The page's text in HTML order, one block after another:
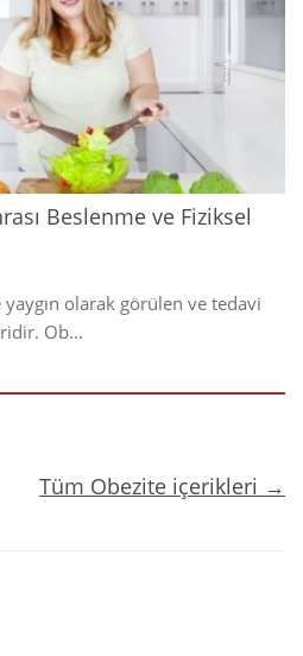
2023
Beslenme ve Fiziksel
olarak görülen ve tedavi
Ob...
Tüm Obezite içerikleri →